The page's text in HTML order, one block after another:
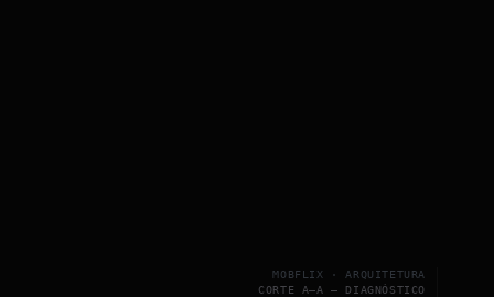
MOBFLIX · ARQUITETURA
CORTE A–A — DIAGNÓSTICO